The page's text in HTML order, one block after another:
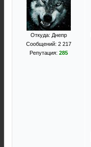
Откуда: Днепр
Сообщений: 2 217
Репутация: 285